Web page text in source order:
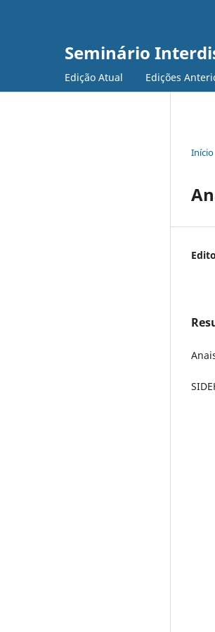
Seminário
Edição Atual Edições
Início